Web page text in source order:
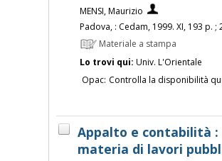
MENSI, Maurizio
Padova, : Cedam, 1999. XI, 193 p. ;
Materiale a stampa
Lo trovi qui: Univ. L'Orientale
Opac: Controlla la disponibilità
Appalto e contabilità
materia di lavori